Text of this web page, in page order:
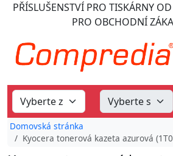
PŘÍSLUŠENSTVÍ PRO TISKÁRNY
PRO OBCHODNÍ
Domovská stránka
Kyocera tonerová kazeta azurová